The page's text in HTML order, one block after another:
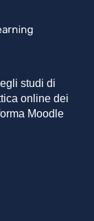
studi di
online dei
Moodle